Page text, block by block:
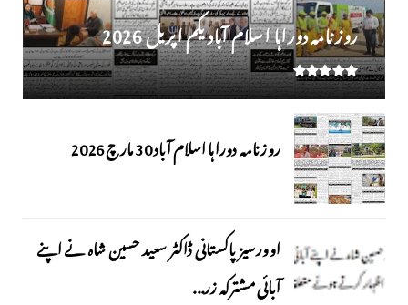
روز نامہ دوراہا اسلام آباد یکم اپریل 2026
روزنامہ دوراہا اسلام آباد 30 مارچ 2026
اوورسیز پاکستانی ڈاکٹر سعید حسین شاہ نے اپنے
آبائی مشترکہ زر...